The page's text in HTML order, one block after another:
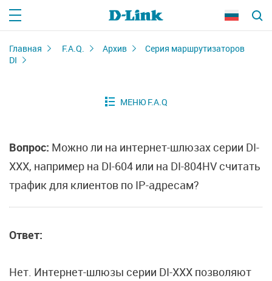
Главная F.A.Q. Архив
Серия маршрутизаторов
DI
Вопрос: Можно ли на интернет-шлюзах серии DI-
XXX, например на DI-604 или на DI-804HV считать
трафик для клиентов по IP-адресам?
Ответ:
Нет. Интернет-шлюзы серии DI-XXX позволяют